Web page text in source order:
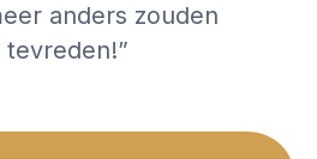
anders zouden
tevreden!”